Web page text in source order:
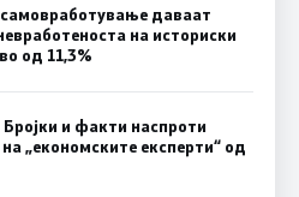
даваат
на историски
од 11,3%
Бројки и факти наспроти
„економските експерти“ од